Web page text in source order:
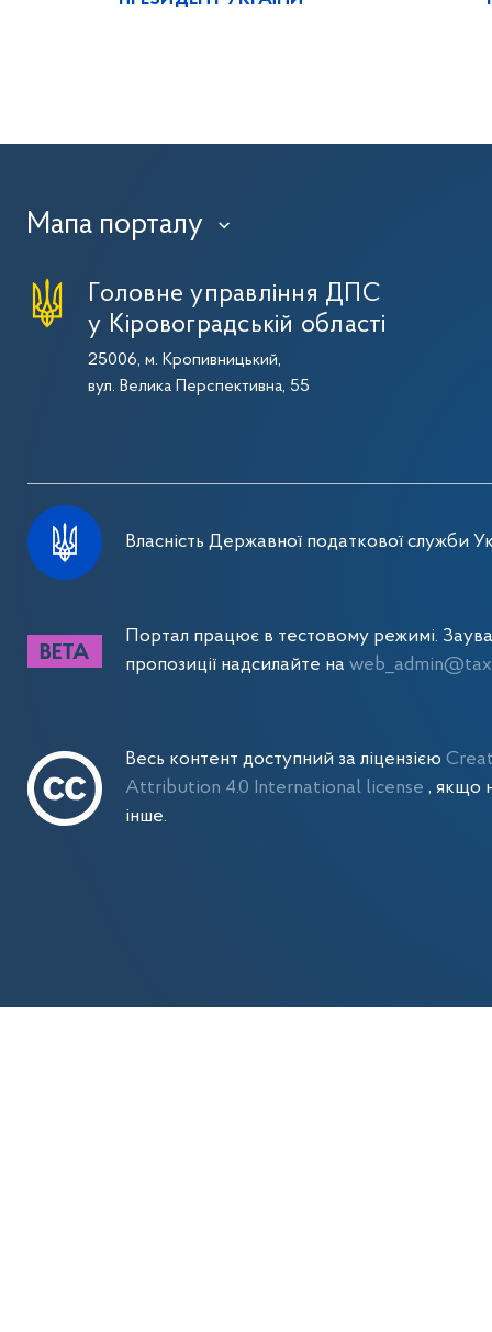
Мапа порталу ›
Головне управління ДПС
у Кіровоградській області
25006, м. Кропивницький,
вул. Велика Перспективна, 55
Власність Державної податкової служби
Портал працює в тестовому режимі.
пропозиції надсилайте на
Весь контент доступний за ліцензією
Attribution 4.0 International license, якщо
інше.